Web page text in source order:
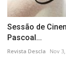
Sessão de
Pascoal...
Revista Descla Nov